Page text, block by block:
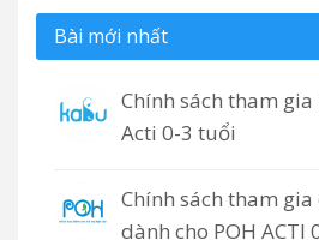
Bài mới nhất
Chính sách tham gia
Acti 0-3 tuổi
Chính sách tham
dành cho POH ACTI